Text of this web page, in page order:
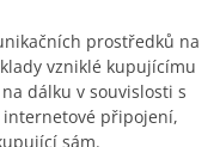
prostředků na
vzniklé kupujícímu
dálku v souvislosti s
připojení,
sám.